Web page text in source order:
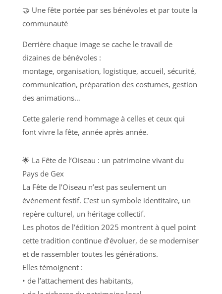
🤝 Une fête portée par ses bénévoles et par toute la
communauté
Derrière chaque image se cache le travail de
dizaines de bénévoles :
montage, organisation, logistique, accueil, sécurité,
communication, préparation des costumes, gestion
des animations…
Cette galerie rend hommage à celles et ceux qui
font vivre la fête, année après année.
🌟 La Fête de l’Oiseau : un patrimoine vivant du
Pays de Gex
La Fête de l’Oiseau n’est pas seulement un
événement festif. C’est un symbole identitaire, un
repère culturel, un héritage collectif.
Les photos de l’édition 2025 montrent à quel point
cette tradition continue d’évoluer, de se moderniser
et de rassembler toutes les générations.
Elles témoignent :
• de l’attachement des habitants,